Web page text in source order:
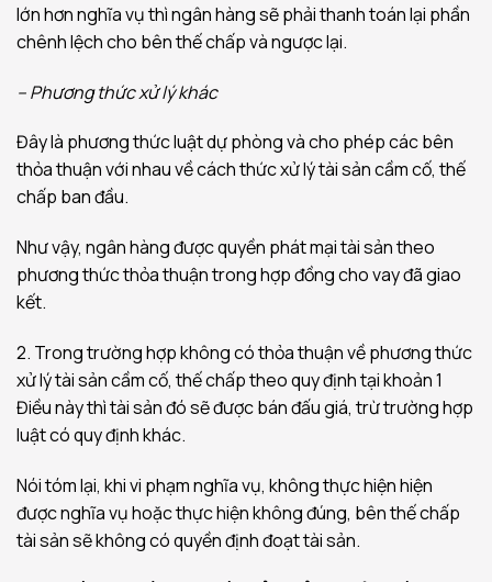
lớn hơn nghĩa vụ thì ngân hàng sẽ phải thanh toán lại phần
chênh lệch cho bên thế chấp và ngược lại.
– Phương thức xử lý khác
Đây là phương thức luật dự phòng và cho phép các bên
thỏa thuận với nhau về cách thức xử lý tài sản cầm cố, thế
chấp ban đầu.
Như vậy, ngân hàng được quyền phát mại tài sản theo
phương thức thỏa thuận trong hợp đồng cho vay đã giao
kết.
2. Trong trường hợp không có thỏa thuận về phương thức
xử lý tài sản cầm cố, thế chấp theo quy định tại khoản 1
Điều này thì tài sản đó sẽ được bán đấu giá, trừ trường hợp
luật có quy định khác.
Nói tóm lại, khi vi phạm nghĩa vụ, không thực hiện hiện
được nghĩa vụ hoặc thực hiện không đúng, bên thế chấp
tài sản sẽ không có quyền định đoạt tài sản.